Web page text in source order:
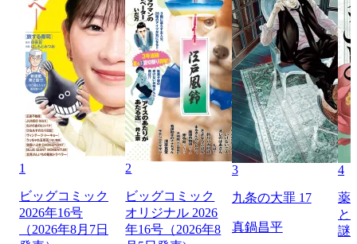
1
ビッグコミック
2026年16号
（2026年8月7日
2
ビッグコミック
オリジナル 2026
年16号（2026年8
3
九条の大罪 17
真鍋昌平
4
薬
と
謎